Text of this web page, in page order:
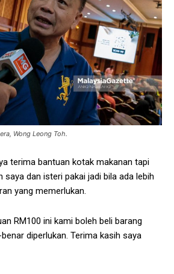
Wong Leong Toh.
terima bantuan kotak makanan tapi
saya dan isteri pakai jadi bila ada lebih
yang memerlukan.
RM100 ini kami boleh beli barang
diperlukan. Terima kasih saya